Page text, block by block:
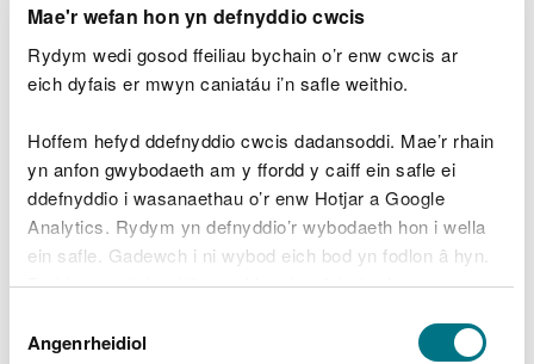
Mae'r wefan hon yn defnyddio cwcis
Rydym wedi gosod ffeiliau bychain o’r enw cwcis ar
eich dyfais er mwyn caniatáu i’n safle weithio.
Hoffem hefyd ddefnyddio cwcis dadansoddi. Mae’r rhain
yn anfon gwybodaeth am y ffordd y caiff ein safle ei
ddefnyddio i wasanaethau o’r enw Hotjar a Google
Analytics. Rydym yn defnyddio’r wybodaeth hon i wella
ein safle. Gadewch i ni wybod eich bod yn fodlon â hyn.
Byddwn yn defnyddio cwci i gadw eich dewis.
Gellirdarllen mwy am ein cwcis cyn i chi ddewis.
Caniatâd
Angenrheidiol
Ymweld yn ddiogel
ddiogel ar ôl eich ymweliad yma.
Rydych yn gyfrifol am eich diogelwch eich hun yn
ogystal â diogelwch unrhyw blant ac anifeiliaid
sydd gyda chi yn ystod eich ymweliad.